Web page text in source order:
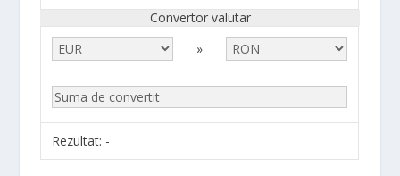
Convertor valutar
»
Rezultat: -